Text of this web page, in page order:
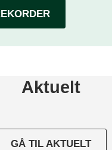
Aktuelt
GÅ TIL AKTUELT